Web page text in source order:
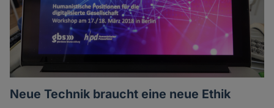
Neue Technik braucht eine neue Ethik